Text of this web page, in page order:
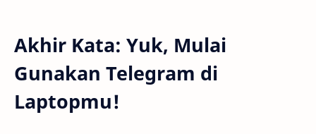
Akhir Kata: Yuk, Mulai
Gunakan Telegram di
Laptopmu!